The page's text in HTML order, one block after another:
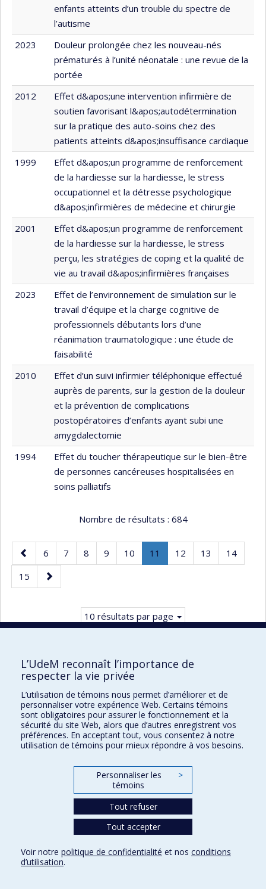
enfants atteints d’un trouble du spectre de
l’autisme
2023
Douleur prolongée chez les nouveau-nés
prématurés à l’unité néonatale : une revue de la
portée
2012
Effet d&apos;une intervention infirmière de
soutien favorisant l&apos;autodétermination
sur la pratique des auto-soins chez des
patients atteints d&apos;insuffisance cardiaque
1999
Effet d&apos;un programme de renforcement
de la hardiesse sur la hardiesse, le stress
occupationnel et la détresse psychologique
d&apos;infirmières de médecine et chirurgie
2001
Effet d&apos;un programme de renforcement
de la hardiesse sur la hardiesse, le stress
perçu, les stratégies de coping et la qualité de
vie au travail d&apos;infirmières françaises
2023
Effet de l’environnement de simulation sur le
travail d’équipe et la charge cognitive de
professionnels débutants lors d’une
réanimation traumatologique : une étude de
faisabilité
2010
Effet d’un suivi infirmier téléphonique effectué
auprès de parents, sur la gestion de la douleur
et la prévention de complications
postopératoires d’enfants ayant subi une
amygdalectomie
1994
Effet du toucher thérapeutique sur le bien-être
de personnes cancéreuses hospitalisées en
soins palliatifs
Nombre de résultats : 684
Page
précédente
Page
6 Page
7 Page
8 Page
9 Page
10 Page
11
Page
Page
12 Page
13 Page
14
Page
15
Page
suivante
10 résultats par page
Faculté des sciences infirmières
Pavillon Marguerite-d'Youville
2375, chemin de la Côte-Sainte-Catherine
Montréal (Québec) H3T 1A8
Lien Google Maps
Conditions d’utilisation
L’UdeM reconnaît l’importance de
respecter la vie privée
L’utilisation de témoins nous permet d’améliorer et de
personnaliser votre expérience Web. Certains témoins
sont obligatoires pour assurer le fonctionnement et la
sécurité du site Web, alors que d’autres enregistrent vos
préférences. En acceptant tout, vous consentez à notre
utilisation de témoins pour mieux répondre à vos besoins.
Personnaliser les
témoins
>
Tout refuser
Tout accepter
Voir notre politique de confidentialité et nos conditions
d’utilisation.